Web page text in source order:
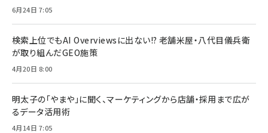
6月24日 7:05
検索上位でもAI Overviewsに出ない!? 老舗米屋・八代目儀兵衛
が取り組んだGEO施策
4月20日 8:00
明太子の「やまや」に聞く、マーケティングから店舗・採用まで広が
るデータ活用術
4月14日 7:05